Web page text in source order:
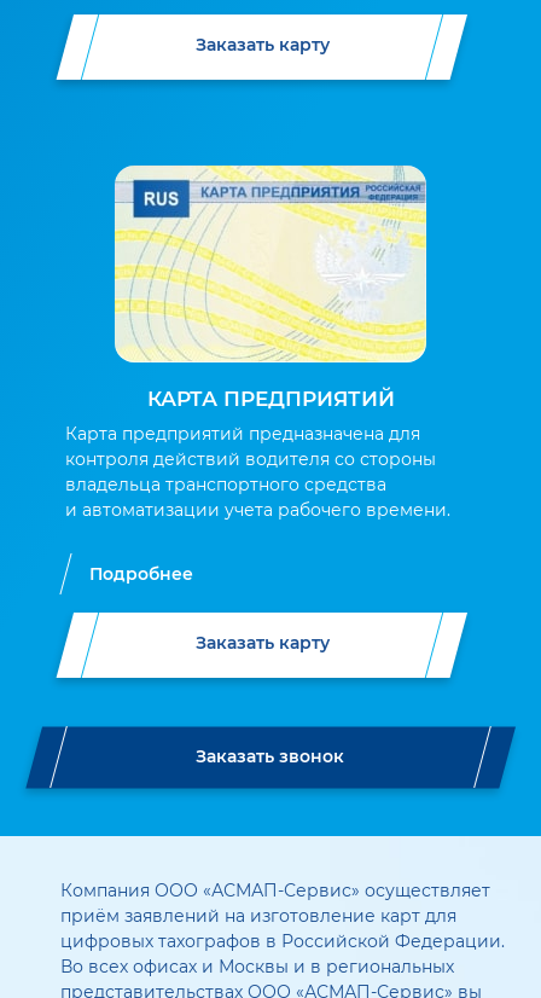
Заказать карту
КАРТА ПРЕДПРИЯТИЙ
Карта предприятий предназначена для
контроля действий водителя со стороны
владельца транспортного средства
и автоматизации учета рабочего времени.
Подробнее
Заказать карту
Заказать звонок
Компания ООО «АСМАП-Сервис» осуществляет
приём заявлений на изготовление карт для
цифровых тахографов в Российской Федерации.
Во всех офисах и Москвы и в региональных
представительствах ООО «АСМАП-Сервис» вы